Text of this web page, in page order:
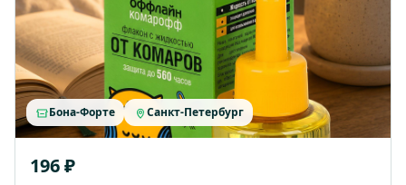
Бона-Форте Санкт-Петербург
196 ₽